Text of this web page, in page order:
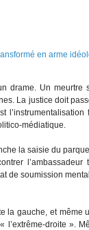
drame. Un meurtre
La justice doit
médiatique.
la saisie du
l’ambassadeur
de soumission
la gauche, et même
droite ».